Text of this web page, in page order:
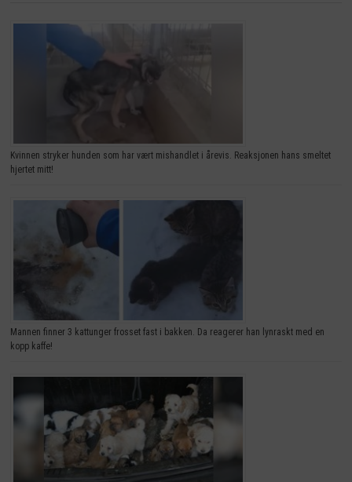
Kvinnen stryker hunden som har vært mishandlet i årevis. Reaksjonen hans smeltet
hjertet mitt!
Mannen finner 3 kattunger frosset fast i bakken. Da reagerer han lynraskt med en
kopp kaffe!